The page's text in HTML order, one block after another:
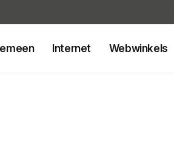
Internet Webwinkels